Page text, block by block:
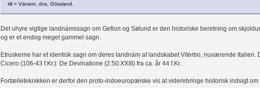
till = Vänern, dvs, Götaland.
Det uhyre vigtige landnámssagn om Gefion og Sølund er den historiske beretning om
og er et endog meget gammel sagn.
Etruskerne har et identisk sagn om deres landnám af landskabet Viterbo, nuværende Italien.
Cicero (106-43 f.Kr.): De Devinatione (2:50:XXIII) fra ca. år 44 f.Kr.
Fortælleteknikken er derfor den proto-indoeuropæiske vis at viderebringe historisk indsigt